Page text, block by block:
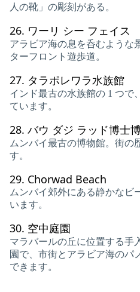
人の靴」の彫刻がある。
26. ワーリ シー フェイス
アラビア海の息を呑むような
ターフロント遊歩道。
27. タラポレワラ水族館
インド最古の水族館の 1 つで
ています。
28. バウ ダジ ラッド博士
ムンバイ最古の博物館。街の
す。
29. Chorwad Beach
ムンバイ郊外にある静かなビ
います。
30. 空中庭園
マラバールの丘に位置する手
園で、市街とアラビア海のパ
できます。